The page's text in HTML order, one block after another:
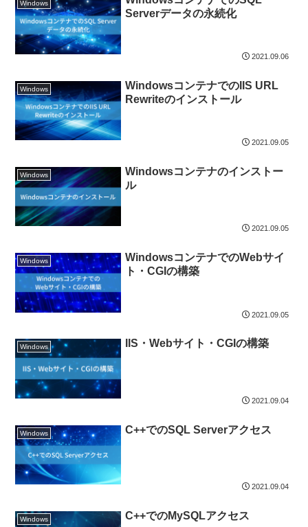
Windows
Serverデータの永続化
2021.09.06
Windows
WindowsコンテナでのIIS URL
Rewriteのインストール
2021.09.05
Windows
Windowsコンテナのインストー
ル
2021.09.05
Windows
WindowsコンテナでのWebサイ
ト・CGIの構築
2021.09.05
Windows IIS・Webサイト・CGIの構築
2021.09.04
Windows C++でのSQL Serverアクセス
2021.09.04
Windows C++でのMySQLアクセス